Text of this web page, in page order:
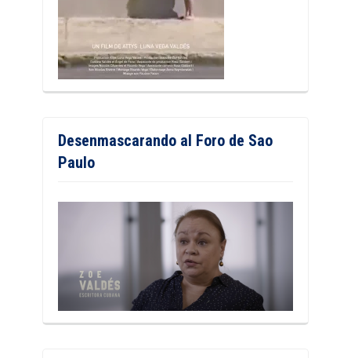
Desenmascarando al Foro de Sao
Paulo